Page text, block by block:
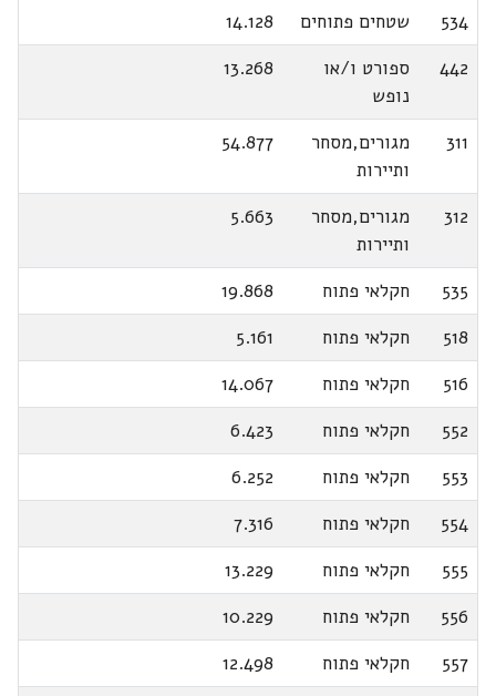
534 שטחים פתוחים
14.128
442
ספורט ו/או
נופש
13.268
311
מגורים,מסחר
ותיירות
54.877
312
מגורים,מסחר
ותיירות
5.663
535 חקלאי פתוח
19.868
518
חקלאי פתוח
5.161
516
חקלאי פתוח
14.067
552
חקלאי פתוח
6.423
553
חקלאי פתוח
6.252
554
חקלאי פתוח
7.316
555
חקלאי פתוח
13.229
556
חקלאי פתוח
10.229
557
חקלאי פתוח
12.498